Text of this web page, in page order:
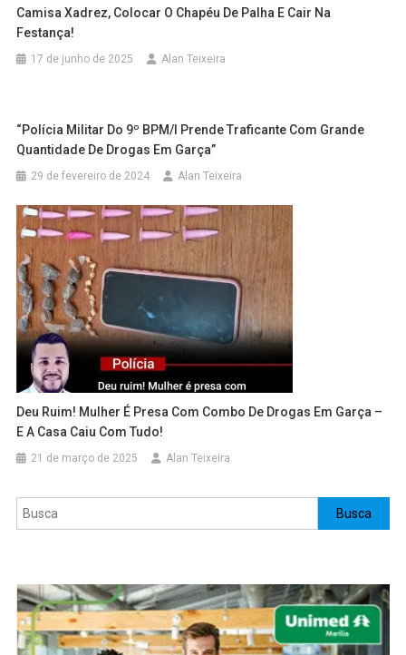
Camisa Xadrez, Colocar O Chapéu De Palha E Cair Na
Festança!
17 de junho de 2025 Alan Teixeira
“Polícia Militar Do 9º BPM/I Prende Traficante Com Grande
Quantidade De Drogas Em Garça”
29 de fevereiro de 2024 Alan Teixeira
Deu Ruim! Mulher É Presa Com Combo De Drogas Em Garça –
E A Casa Caiu Com Tudo!
21 de março de 2025 Alan Teixeira
Pesquisar Busca